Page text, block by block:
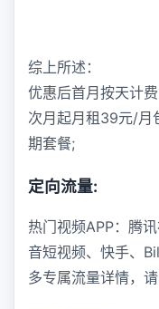
综上所述：
优惠后首月按天计
次月起月租39元/月
期套餐;
定向流量:
热门视频APP：腾
音短视频、快手、
多专属流量详情，请